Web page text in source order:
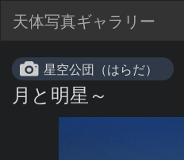
天体写真ギャラリー
星空公団（はらだ）
月と明星～